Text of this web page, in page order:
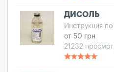
ДИСОЛЬ
Инструкция
от 50 грн
21232